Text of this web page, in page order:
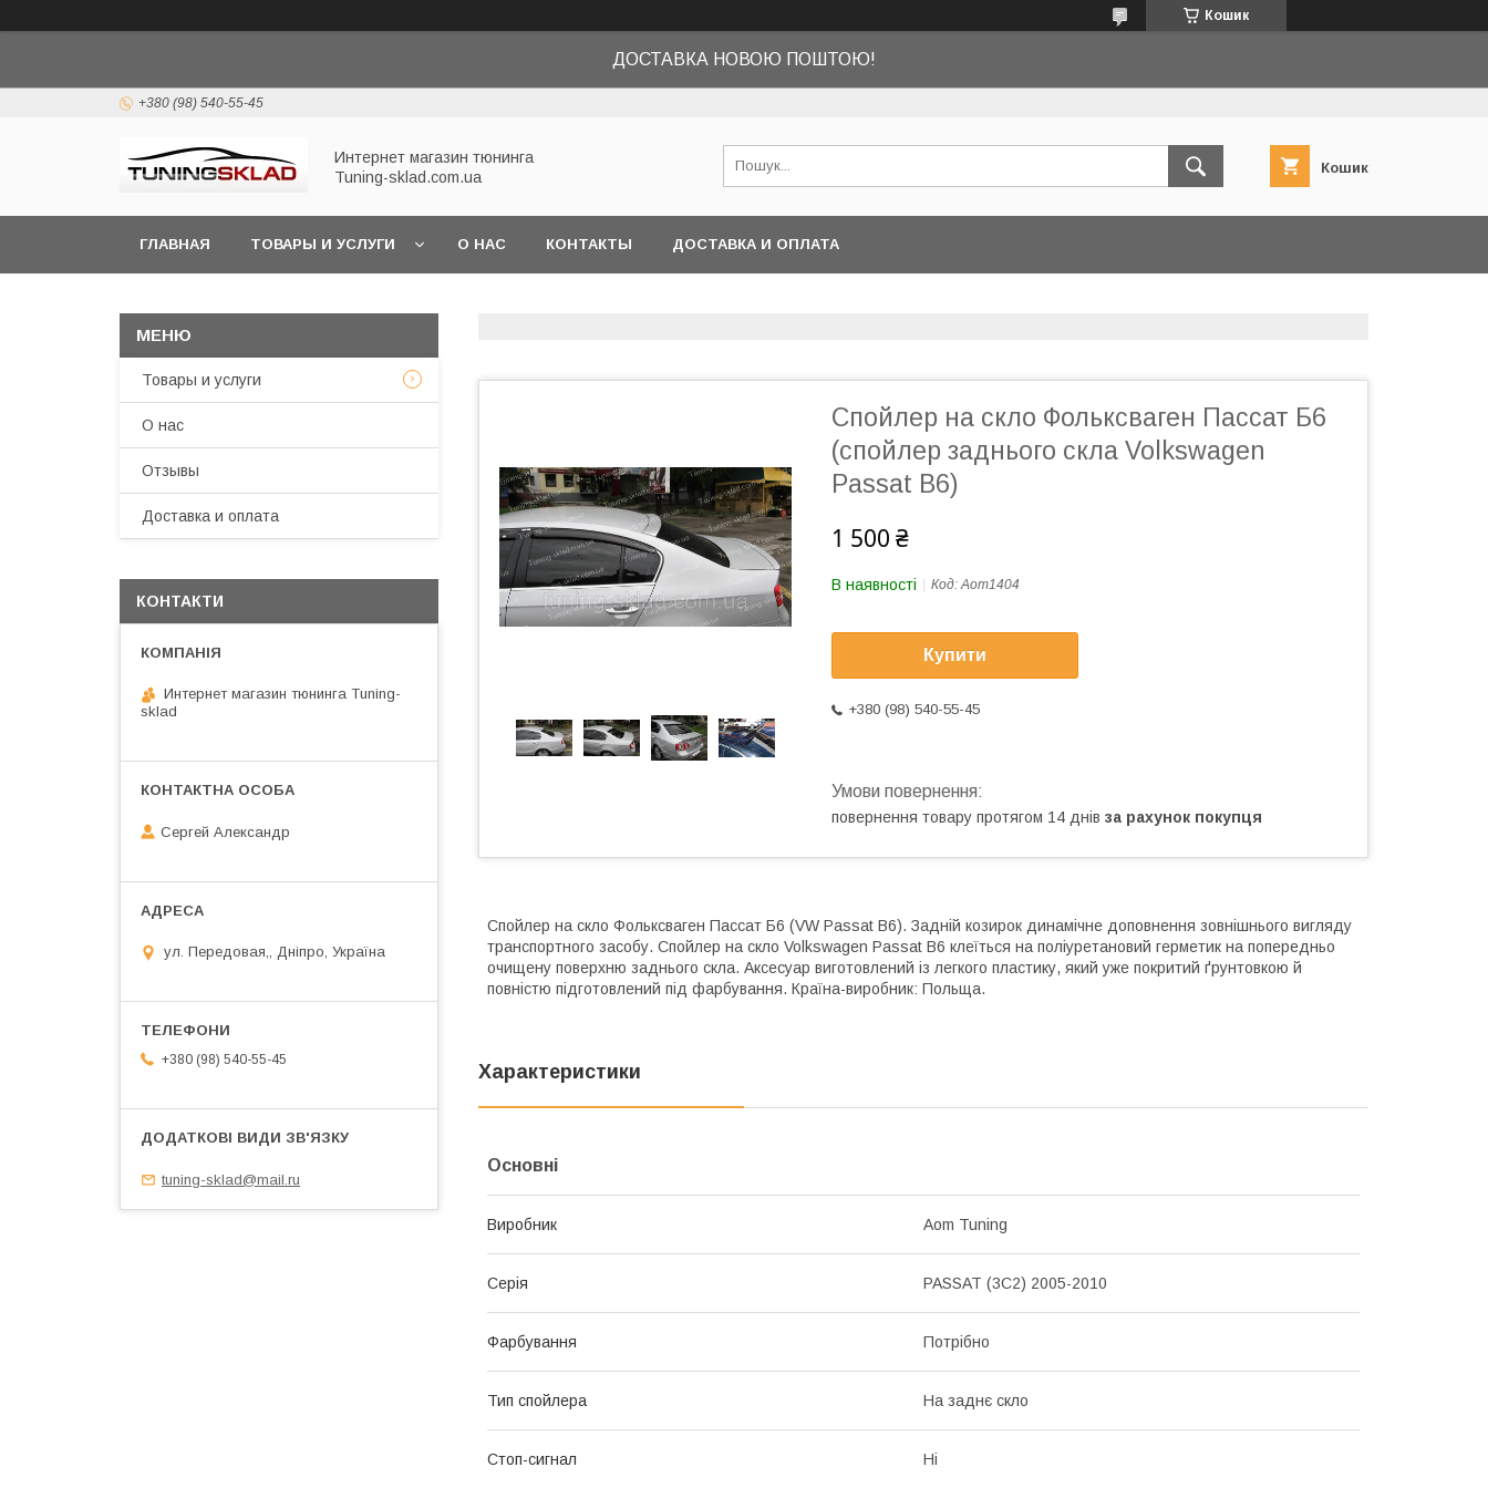
Кошик
ДОСТАВКА НОВОЮ ПОШТОЮ!
+380 (98) 540-55-45
Интернет магазин тюнинга
Tuning-sklad.com.ua
Кошик
ГЛАВНАЯ ТОВАРЫ И УСЛУГИ О НАС КОНТАКТЫ ДОСТАВКА И ОПЛАТА
Спойлер на скло Фольксваген Пассат Б6
(спойлер заднього скла Volkswagen
Passat B6)
1 500 ₴
В наявності Код:Aom1404
Купити
+380 (98) 540-55-45
повернення товару протягом 14 днів за рахунок покупця
Спойлер на скло Фольксваген Пассат Б6 (VW Passat B6). Задній козирок динамічне доповнення зовнішнього вигляду
транспортного засобу. Спойлер на скло Volkswagen Passat B6 клеїться на поліуретановий герметик на попередньо
очищену поверхню заднього скла. Аксесуар виготовлений із легкого пластику, який уже покритий ґрунтовкою й
повністю підготовлений під фарбування. Країна-виробник: Польща.
Характеристики
Основні
Виробник Aom Tuning
Серія PASSAT (3C2) 2005-2010
Фарбування Потрібно
Тип спойлера На заднє скло
Стоп-сигнал Ні
Товары и услуги
О нас
Отзывы
Доставка и оплата
КОНТАКТИ
Интернет магазин тюнинга Tuning-
sklad
Сергей Александр
ул. Передовая,, Дніпро, Україна
+380 (98) 540-55-45
tuning-sklad@mail.ru